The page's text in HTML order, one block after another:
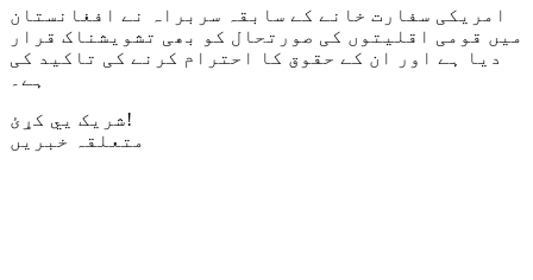
امریکی سفارت خانے کے سابقہ سربراہ نے افغانستان
میں قومی اقلیتوں کی صورتحال کو بھی تشویشناک قرار
دیا ہے اور ان کے حقوق کا احترام کرنے کی تاکید کی
ہے۔
شریک یي کړئ!
متعلقہ خبریں